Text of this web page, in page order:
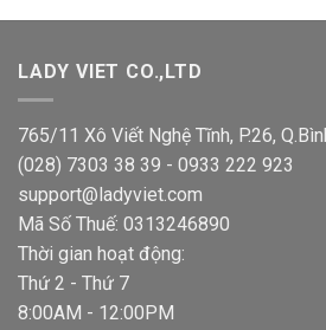
1,400,000
LADY VIET CO.,LTD
765/11 Xô Viết Nghệ Tĩnh, P.26,
(028) 7303 38 39 - 0933 222 923
support@ladyviet.com
Mã Số Thuế: 0313246890
Thời gian hoạt động:
Thứ 2 - Thứ 7
8:00AM - 12:00PM